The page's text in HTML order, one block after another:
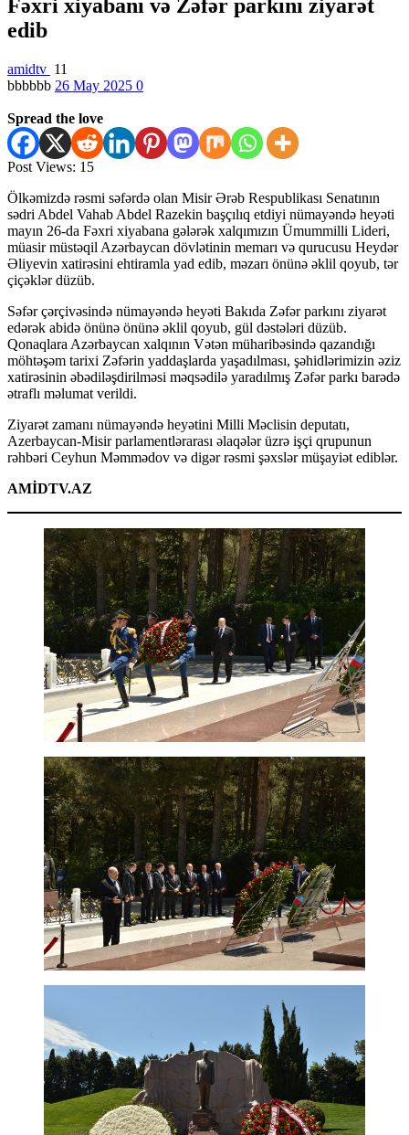
Fəxri xiyabanı və Zəfər parkını ziyarət
edib
amidtv 11
bbbbbb 26 May 2025 0
Spread the love
Post Views: 15
Ölkəmizdə rəsmi səfərdə olan Misir Ərəb Respublikası Senatının
sədri Abdel Vahab Abdel Razekin başçılıq etdiyi nümayəndə heyəti
mayın 26-da Fəxri xiyabana gələrək xalqımızın Ümummilli Lideri,
müasir müstəqil Azərbaycan dövlətinin memarı və qurucusu Heydər
Əliyevin xatirəsini ehtiramla yad edib, məzarı önünə əklil qoyub, tər
çiçəklər düzüb.
Səfər çərçivəsində nümayəndə heyəti Bakıda Zəfər parkını ziyarət
edərək abidə önünə önünə əklil qoyub, gül dəstələri düzüb.
Qonaqlara Azərbaycan xalqının Vətən müharibəsində qazandığı
möhtəşəm tarixi Zəfərin yaddaşlarda yaşadılması, şəhidlərimizin əziz
xatirəsinin əbədiləşdirilməsi məqsədilə yaradılmış Zəfər parkı barədə
ətraflı məlumat verildi.
Ziyarət zamanı nümayəndə heyətini Milli Məclisin deputatı,
Azerbaycan-Misir parlamentlərarası əlaqələr üzrə işçi qrupunun
rəhbəri Ceyhun Məmmədov və digər rəsmi şəxslər müşayiət ediblər.
AMİDTV.AZ